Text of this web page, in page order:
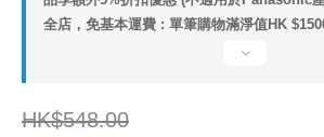
全店，免基本運費 : 單筆購物滿淨值HK
HK$548.00